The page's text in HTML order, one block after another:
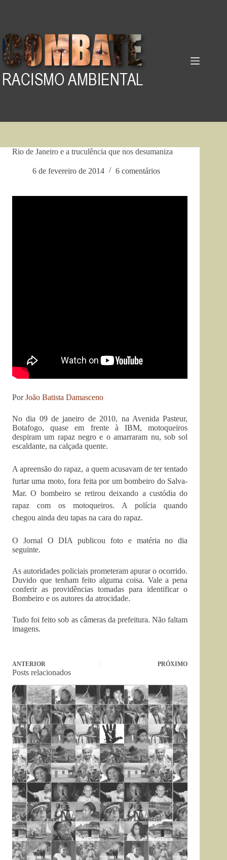
Rio de Janeiro e a truculência que nos desumaniza
6 de fevereiro de 2014 6 comentários
PorJoão Batista Damasceno
No dia 09 de janeiro de 2010, na Avenida Pasteur,
Botafogo, quase em frente à IBM, motoqueiros
despiram um rapaz negro e o amarraram nu, sob sol
escaldante, na calçada quente.
A apreensão do rapaz, a quem acusavam de ter tentado
furtar uma moto, fora feita por um bombeiro do Salva-
Mar. O bombeiro se retirou deixando a custódia do
rapaz com os motoqueiros. A polícia quando
chegou ainda deu tapas na cara do rapaz.
O Jornal O DIA publicou foto e matéria no dia
seguinte.
As autoridades policiais prometeram apurar o ocorrido.
Duvido que tenham feito alguma coisa. Vale a pena
conferir as providências tomadas para identificar o
Bombeiro e os autores da atrocidade.
Tudo foi feito sob as câmeras da prefeitura. Não faltam
imagens.
ANTERIOR PRÓXIMO
Posts relacionados